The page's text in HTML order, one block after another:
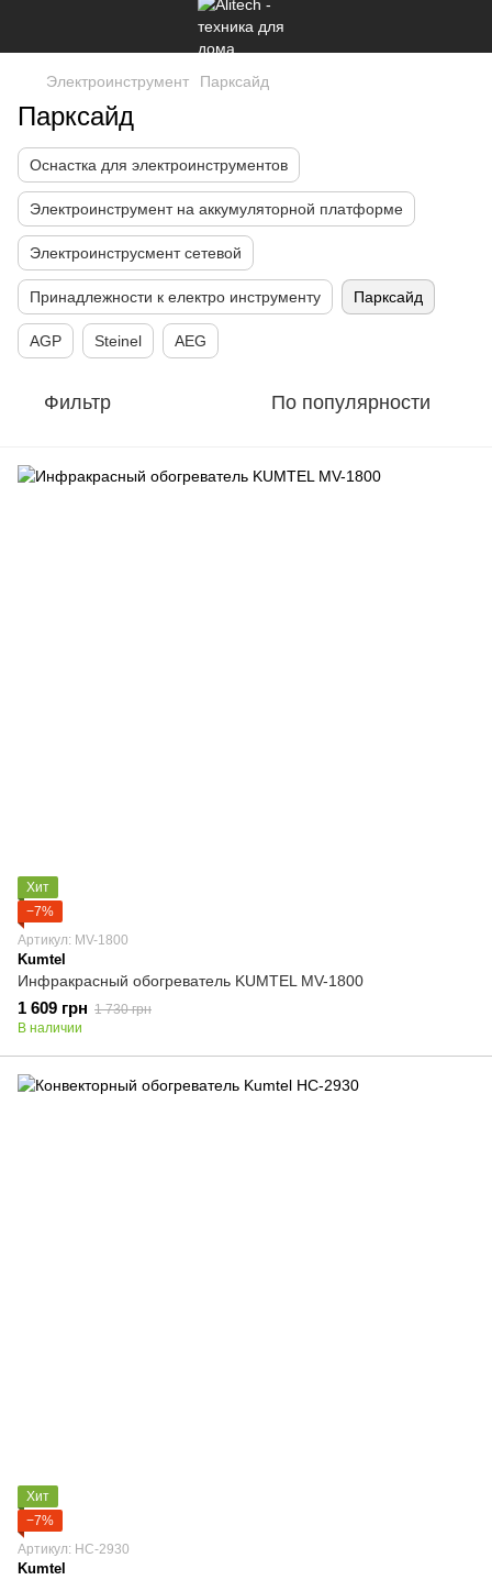
Электроинструмент Парксайд
Парксайд
Оснастка для электроинструментов
Электроинструмент на аккумуляторной платформе
Электроинструсмент сетевой
Принадлежности к електро инструменту Парксайд
AGP Steinel AEG
Фильтр По популярности
Хит
−7%
Артикул: MV-1800
Kumtel
Инфракрасный обогреватель KUMTEL MV-1800
1 609 грн 1 730 грн
В наличии
Хит
−7%
Артикул: HC-2930
Kumtel